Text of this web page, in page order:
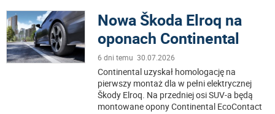
Nowa Škoda Elroq na
oponach Continental
6 dni temu 30.07.2026
Continental uzyskał homologację na
pierwszy montaż dla w pełni elektrycznej
Škody Elroq. Na przedniej osi SUV-a będą
montowane opony Continental EcoContact